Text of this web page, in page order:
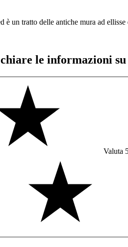
è un tratto delle antiche mura ad
le informazioni su
Valuta